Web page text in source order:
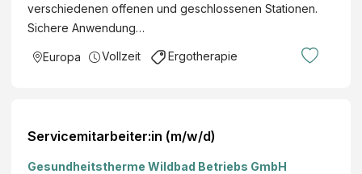
verschiedenen offenen und geschlossenen Stationen.
Sichere Anwendung…
Europa Vollzeit Ergotherapie
Servicemitarbeiter:in (m/w/d)
Gesundheitstherme Wildbad Betriebs GmbH